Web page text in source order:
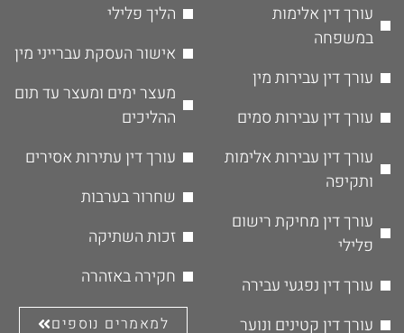
עורך דין אלימות
במשפחה
עורך דין עבירות מין
עורך דין עבירות סמים
עורך דין עבירות אלימות
ותקיפה
עורך דין מחיקת רישום
פלילי
עורך דין נפגעי עבירה
עורך דין קטינים ונוער
הליך פלילי
אישור העסקת עברייני מין
מעצר ימים ומעצר עד תום
ההליכים
עורך דין עתירות אסירים
שחרור בערבות
זכות השתיקה
חקירה באזהרה
למאמרים נוספים